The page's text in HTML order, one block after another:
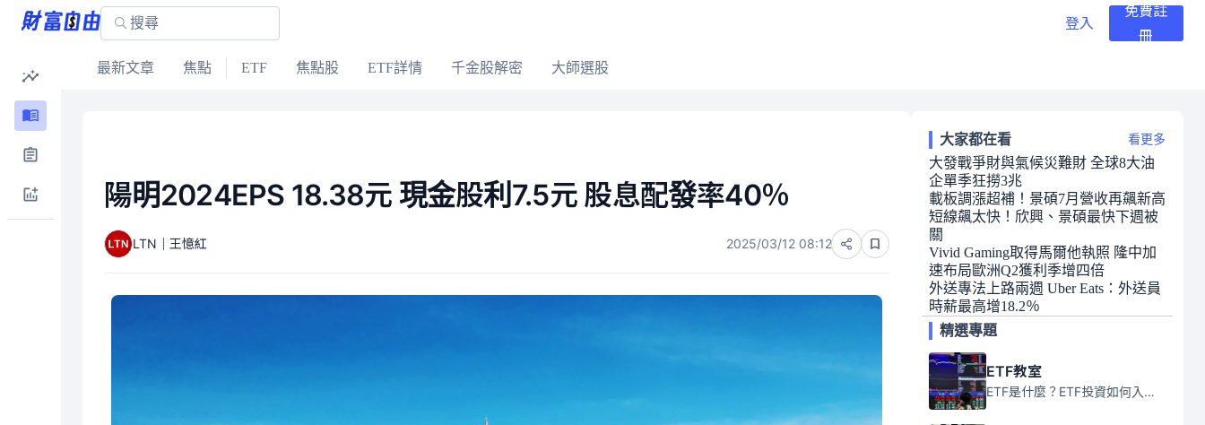
登入
免費註
冊
最新文章 焦點 ETF 焦點股 ETF詳情 千金股解密 大師選股
陽明2024EPS 18.38元 現金股利7.5元 股息配發率40％
LTN｜王憶紅 2025/03/12 08:12
大家都在看 看更多
大發戰爭財與氣候災難財 全球8大油
企單季狂撈3兆
載板調漲超補！景碩7月營收再飆新高
短線飆太快！欣興、景碩最快下週被
關
Vivid Gaming取得馬爾他執照 隆中加
速布局歐洲Q2獲利季增四倍
外送專法上路兩週 Uber Eats：外送員
時薪最高增18.2％
精選專題
ETF教室
ETF是什麼？ETF投資如何入門？本系列專題文章將會告訴你新手必須知道的ETF基礎知識。